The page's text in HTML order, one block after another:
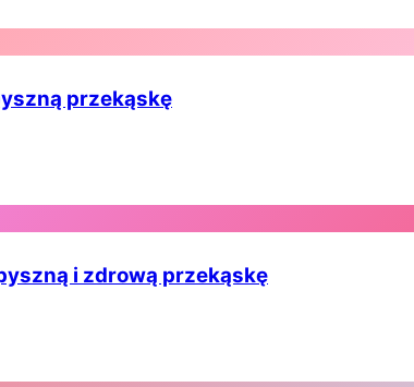
przekąskę
i zdrową przekąskę